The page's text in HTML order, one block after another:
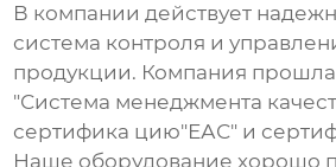
В компании действует
система контроля и
продукции. Компания
"Система менеджмента
сертифика цию"ЕАС" и
Наше оборудование хорошо